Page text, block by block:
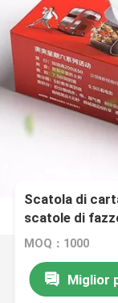
Scatola di
scatole di
riciclato
MOQ：1000
Miglior